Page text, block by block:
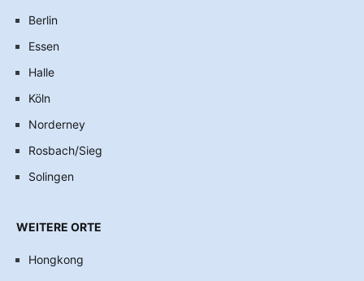
Berlin
Essen
Halle
Köln
Norderney
Rosbach/Sieg
Solingen
WEITERE ORTE
Hongkong